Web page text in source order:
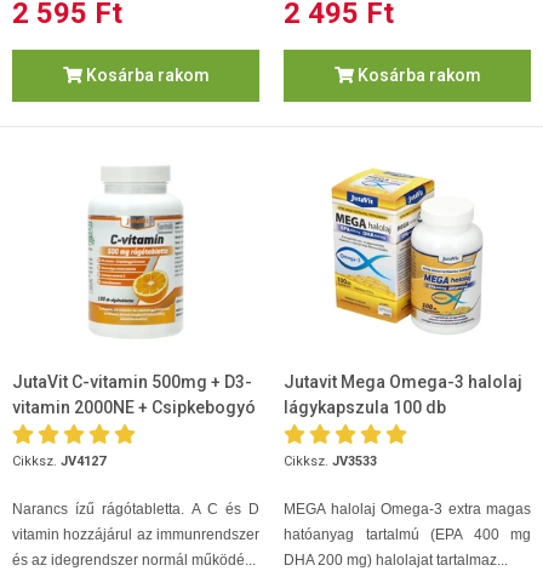
2 595 Ft
Kosárba rakom
2 495 Ft
Kosárba rakom
JutaVit C-vitamin 500mg + D3-
vitamin 2000NE + Csipkebogyó
kivonat rágótabletta 100db
Cikksz. JV4127
Narancs ízű rágótabletta. A C és D
vitamin hozzájárul az immunrendszer
és az idegrendszer normál működé...
Jutavit Mega Omega-3 halolaj
lágykapszula 100 db
Cikksz. JV3533
MEGA halolaj Omega-3 extra magas
hatóanyag tartalmú (EPA 400 mg
DHA 200 mg) halolajat tartalmaz...